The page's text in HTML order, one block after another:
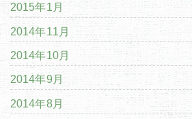
2015年1月
2014年11月
2014年10月
2014年9月
2014年8月